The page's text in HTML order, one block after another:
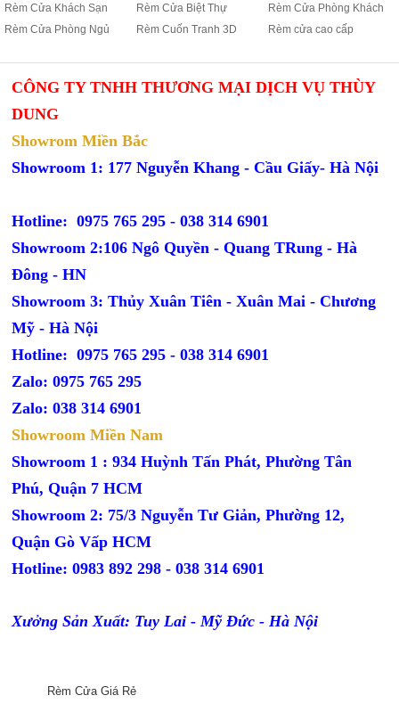
Rèm Cửa Khách Sạn
Rèm Cửa Biệt Thự
Rèm Cửa Phòng Khách
Rèm Cửa Phòng Ngủ
Rèm Cuốn Tranh 3D Rèm cửa cao cấp
CÔNG TY TNHH THƯƠNG MẠI DỊCH VỤ THÙY
DUNG
Showrom Miền Bắc
Showroom 1: 177 Nguyễn Khang - Cầu Giấy- Hà Nội
Hotline: 0975 765 295 -038 314 6901
Showroom 2:106 Ngô Quyền - Quang TRung - Hà
Đông - HN
Showroom 3: Thủy Xuân Tiên - Xuân Mai - Chương
Mỹ - Hà Nội
Hotline: 0975 765 295 -038 314 6901
Zalo: 0975 765 295
Zalo: 038 314 6901
Showroom Miền Nam
Showroom 1 : 934 Huỳnh Tấn Phát, Phường Tân
Phú, Quận 7 HCM
Showroom 2: 75/3 Nguyễn Tư Giản, Phường 12,
Quận Gò Vấp HCM
Hotline: 0983 892 298 - 038 314 6901
Xưởng Sản Xuất: Tuy Lai - Mỹ Đức - Hà Nội
Rèm Cửa Giá Rẻ